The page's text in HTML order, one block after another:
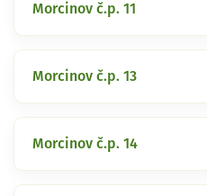
Morcinov č.p. 11
Morcinov č.p. 13
Morcinov č.p. 14